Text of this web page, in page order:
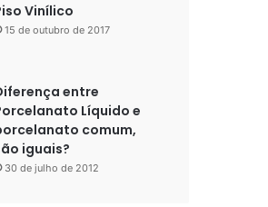
Vinílico
15 de outubro de 2017
entre
Líquido e
comum,
iguais?
30 de julho de 2012